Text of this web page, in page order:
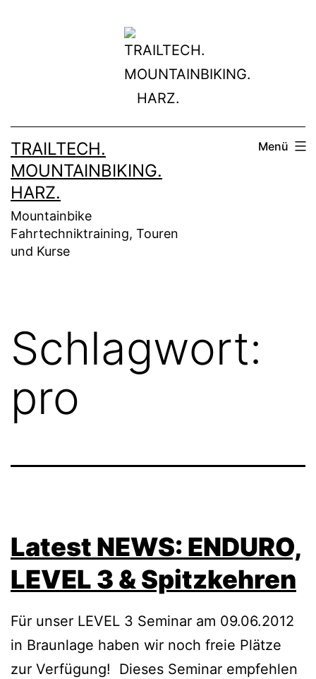
TRAILTECH.
MOUNTAINBIKING.
HARZ.
Mountainbike
Fahrtechniktraining, Touren
und Kurse
Menü
Schlagwort:
pro
Latest NEWS: ENDURO,
LEVEL 3 & Spitzkehren
Für unser LEVEL 3 Seminar am 09.06.2012
in Braunlage haben wir noch freie Plätze
zur Verfügung! Dieses Seminar empfehlen